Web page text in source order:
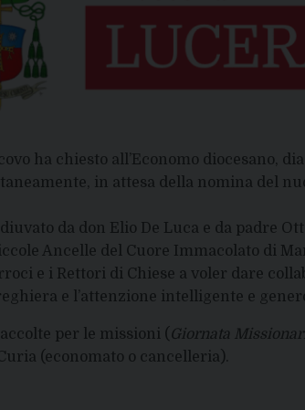
ha chiesto all’Economo diocesano,
in attesa della nomina del
da don Elio De Luca e da padre
Ancelle del Cuore Immacolato di
e i Rettori di Chiese a voler dare
e l’attenzione intelligente e
per le missioni ( Giornata
(economato o cancelleria).